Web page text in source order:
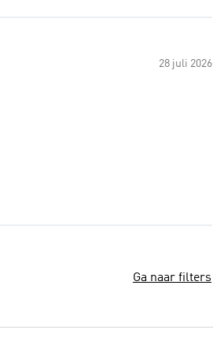
28 juli 2026
Ga naar filters